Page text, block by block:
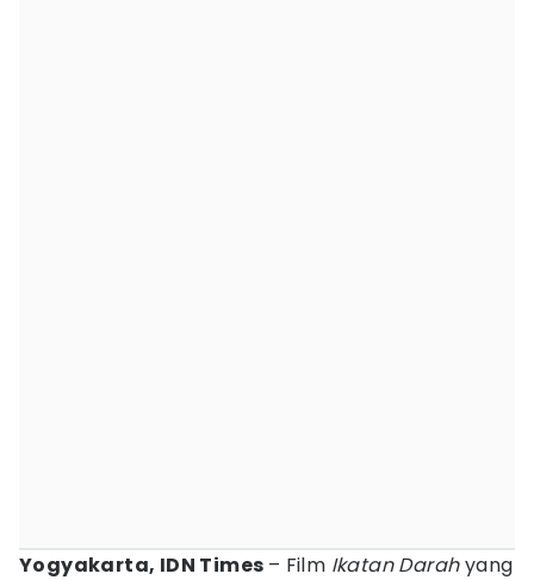
Yogyakarta, IDN Times – Film Ikatan Darahyang